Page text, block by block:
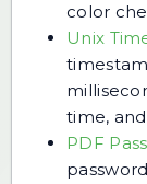
color
Unix
time,
PDF